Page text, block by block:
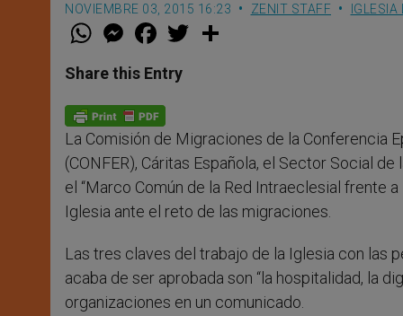
NOVIEMBRE 03, 2015 16:23 ZENIT STAFF IGLESIA
W
t
s
p
p
M
e
s
e
g
e
r
F
a
e
b
o
k
w
Share this Entry
La Comisión de Migraciones de la Conferencia
(CONFER), Cáritas Española, el Sector Social
el “Marco Común de la Red Intraeclesial frente
Iglesia ante el reto de las migraciones.
Las tres claves del trabajo de la Iglesia con las
acaba de ser aprobada son “la hospitalidad, la
organizaciones en un comunicado.